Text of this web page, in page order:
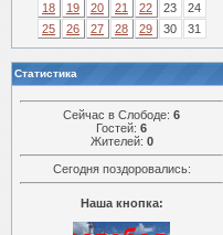
18
19 20 21 22 23
24
25
26 27 28 29 30 31
Статистика
Сейчас в Слободе: 6
Гостей: 6
Жителей: 0
Сегодня поздоровались:
Наша кнопка: